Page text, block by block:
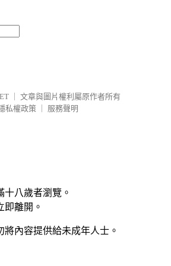
文章與圖片權利屬原作者所有
私權政策
服務聲明
八歲者瀏覽。
即離開。
內容提供給未成年人士。